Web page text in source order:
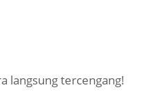
langsung tercengang!